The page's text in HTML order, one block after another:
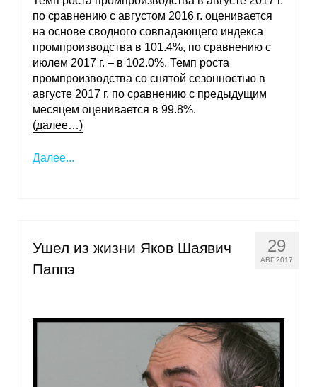
по сравнению с августом 2016 г. оценивается
на основе сводного совпадающего индекса
промпроизводства в 101.4%, по сравнению с
июлем 2017 г. – в 102.0%. Темп роста
промпроизводства со снятой сезонностью в
августе 2017 г. по сравнению с предыдущим
месяцем оценивается в 99.8%.
(далее…)
Далее...
29
АВГ 2017
Ушел из жизни Яков Шаявич
Паппэ